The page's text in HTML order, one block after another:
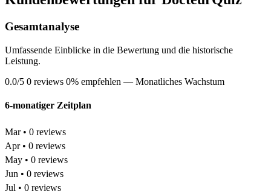
Gesamtanalyse
Umfassende Einblicke in die Bewertung und die historische
Leistung.
0.0/5 0 reviews 0% empfehlen — Monatliches Wachstum
6-monatiger Zeitplan
Mar • 0 reviews
Apr • 0 reviews
May • 0 reviews
Jun • 0 reviews
Jul • 0 reviews